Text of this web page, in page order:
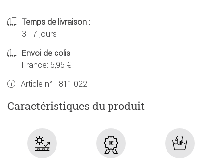
Temps de livraison :
3 - 7 jours
Envoi de colis
France: 5,95 €
Article n°. : 811.022
Caractéristiques du produit